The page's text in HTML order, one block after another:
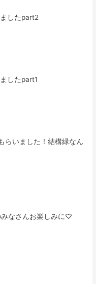
したpart2
したpart1
らいました！結構緑なん
みなさんお楽しみに♡